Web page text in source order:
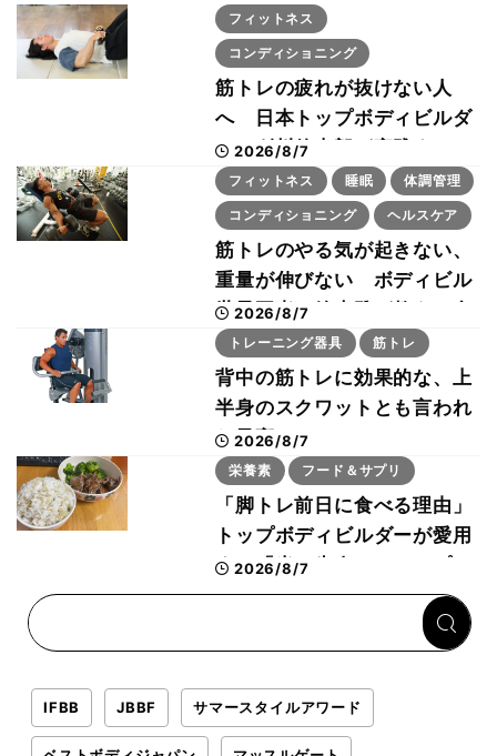
フィットネス
コンディショニング
筋トレの疲れが抜けない人
へ 日本トップボディビルダ
ー・刈川啓志郎が実践する
「回復習慣」
2026/8/7
フィットネス 睡眠 体調管理
コンディショニング ヘルスケア
筋トレのやる気が起きない、
重量が伸びない ボディビル
世界王者・鈴木雅が教える食
事・睡眠・呼吸の整え方
2026/8/7
トレーニング器具 筋トレ
背中の筋トレに効果的な、上
半身のスクワットとも言われ
た最高マシン“ノーチラス・
プルオーバーマシン”とは？
2026/8/7
栄養素 フード＆サプリ
「脚トレ前日に食べる理由」
トップボディビルダーが愛用
する「米＋牛肉」のシンプル
回復メシとは？
2026/8/7
IFBB JBBF サマースタイルアワード